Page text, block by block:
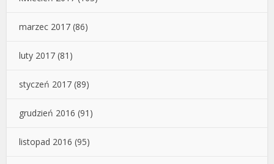
marzec 2017 (86)
luty 2017 (81)
styczeń 2017 (89)
grudzień 2016 (91)
listopad 2016 (95)